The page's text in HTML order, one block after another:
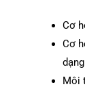
Cơ
Cơ
Môi